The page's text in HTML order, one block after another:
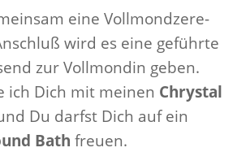
eine Voll­mondz­er­e­
wird es eine geführte
zur Voll­mondin geben.
ich Dich mit meinen Chrystal
Du darfst Dich auf ein
Bath freuen.